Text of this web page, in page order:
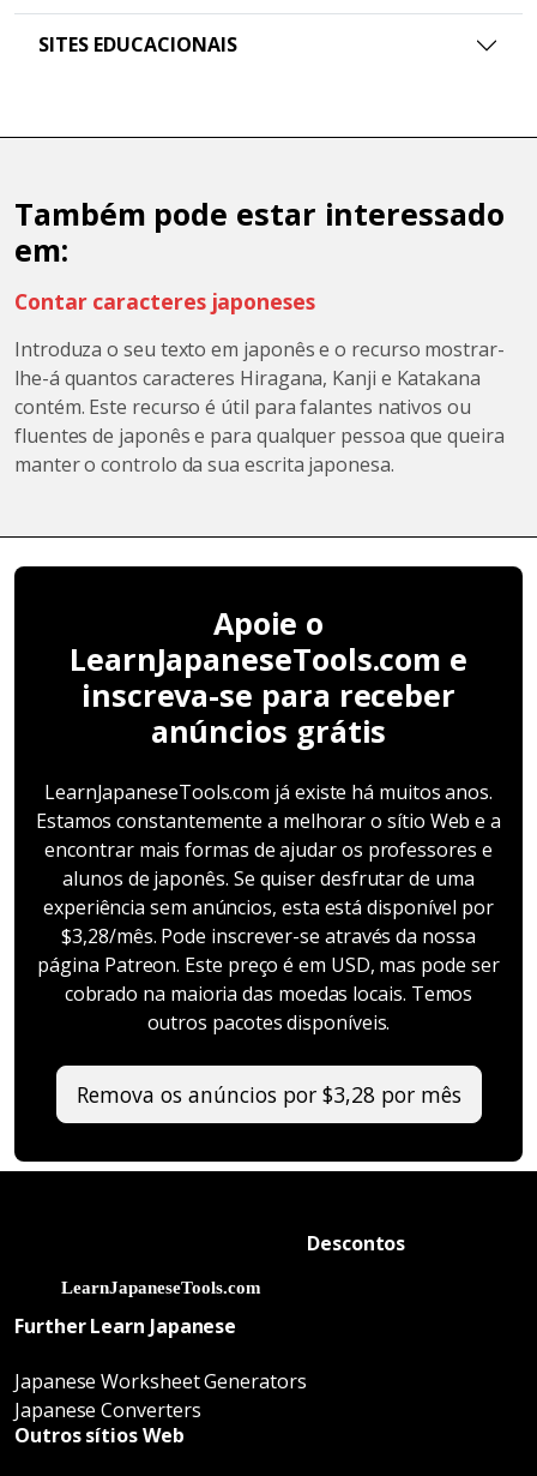
SITES EDUCACIONAIS
Também pode estar interessado
em:
Contar caracteres japoneses
Introduza o seu texto em japonês e o recurso mostrar-
lhe-á quantos caracteres Hiragana, Kanji e Katakana
contém. Este recurso é útil para falantes nativos ou
fluentes de japonês e para qualquer pessoa que queira
manter o controlo da sua escrita japonesa.
Apoie o
LearnJapaneseTools.com e
inscreva-se para receber
anúncios grátis
LearnJapaneseTools.com já existe há muitos anos.
Estamos constantemente a melhorar o sítio Web e a
encontrar mais formas de ajudar os professores e
alunos de japonês. Se quiser desfrutar de uma
experiência sem anúncios, esta está disponível por
$3,28/mês. Pode inscrever-se através da nossa
página Patreon. Este preço é em USD, mas pode ser
cobrado na maioria das moedas locais. Temos
outros pacotes disponíveis.
Remova os anúncios por $3,28 por mês
Descontos
Further Learn Japanese
Japanese Worksheet Generators
Japanese Converters
Outros sítios Web